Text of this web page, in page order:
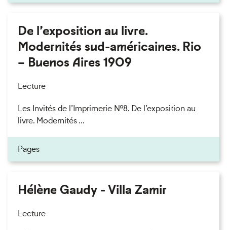
De l’exposition au livre.
Modernités sud-américaines. Rio
– Buenos Aires 1909
Lecture
Les Invités de l’Imprimerie n°8. De l’exposition au
livre. Modernités ...
Pages
Hélène Gaudy - Villa Zamir
Lecture